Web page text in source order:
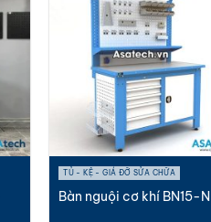
TỦ - KỆ - GIÁ ĐỠ SỬA CHỮA
Bàn nguội cơ khí BN15-N